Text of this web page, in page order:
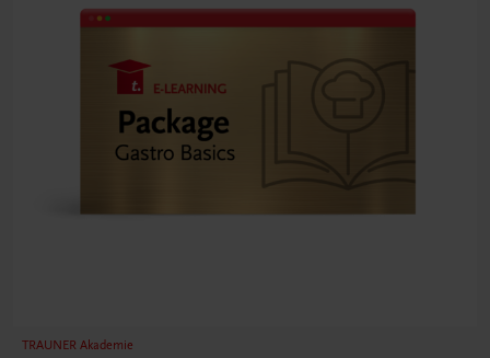
TRAUNER Akademie